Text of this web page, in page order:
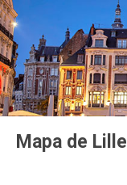
Mapa de Lille